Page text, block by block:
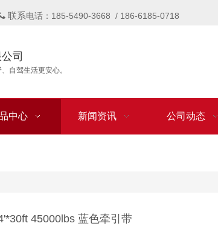
联系电话：185-5490-3668 / 186-6185-0718
司
自驾生活更安心。
中心 新闻资讯 公司动态
45000lbs 蓝色牵引带